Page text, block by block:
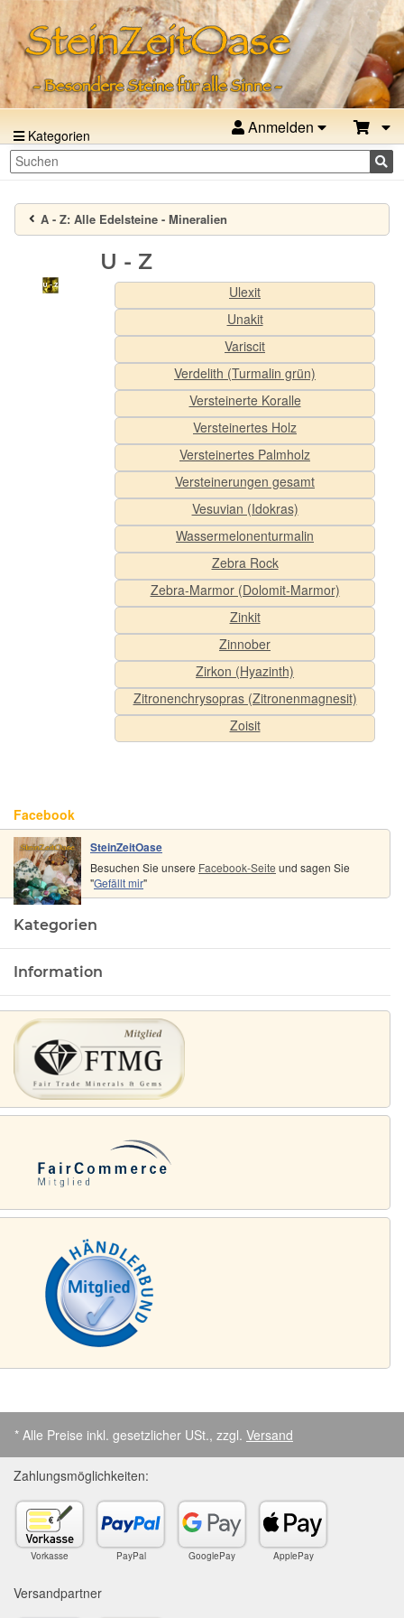
Kategorien Anmelden
A - Z: Alle Edelsteine - Mineralien
U - Z
Ulexit
Unakit
Variscit
Verdelith (Turmalin grün)
Versteinerte Koralle
Versteinertes Holz
Versteinertes Palmholz
Versteinerungen gesamt
Vesuvian (Idokras)
Wassermelonenturmalin
Zebra Rock
Zebra-Marmor (Dolomit-Marmor)
Zinkit
Zinnober
Zirkon (Hyazinth)
Zitronenchrysopras (Zitronenmagnesit)
Zoisit
Facebook
SteinZeitOase
Besuchen Sie unsere Facebook-Seite und sagen Sie
"Gefällt mir"
Kategorien
Information
* Alle Preise inkl. gesetzlicher USt., zzgl. Versand
Zahlungsmöglichkeiten:
Vorkasse PayPal GooglePay ApplePay
Versandpartner